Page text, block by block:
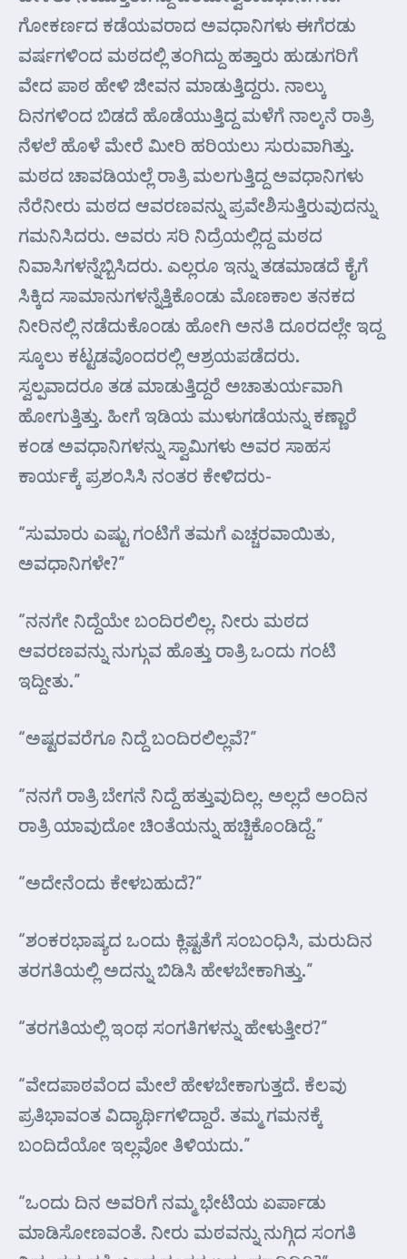
ಗೋಕರ್ಣದ ಕಡೆಯವರಾದ ಅವಧಾನಿಗಳು ಈಗೆರಡು
ವರ್ಷಗಳಿಂದ ಮಠದಲ್ಲಿ ತಂಗಿದ್ದು ಹತ್ತಾರು ಹುಡುಗರಿಗೆ
ವೇದ ಪಾಠ ಹೇಳಿ ಜೀವನ ಮಾಡುತ್ತಿದ್ದರು. ನಾಲ್ಕು
ದಿನಗಳಿಂದ ಬಿಡದೆ ಹೊಡೆಯುತ್ತಿದ್ದ ಮಳೆಗೆ ನಾಲ್ಕನೆ ರಾತ್ರಿ
ನೆಳಲೆ ಹೊಳೆ ಮೇರೆ ಮೀರಿ ಹರಿಯಲು ಸುರುವಾಗಿತ್ತು.
ಮಠದ ಚಾವಡಿಯಲ್ಲೆ ರಾತ್ರಿ ಮಲಗುತ್ತಿದ್ದ ಅವಧಾನಿಗಳು
ನೆರೆನೀರು ಮಠದ ಆವರಣವನ್ನು ಪ್ರವೇಶಿಸುತ್ತಿರುವುದನ್ನು
ಗಮನಿಸಿದರು. ಅವರು ಸರಿ ನಿದ್ರೆಯಲ್ಲಿದ್ದ ಮಠದ
ನಿವಾಸಿಗಳನ್ನೆಬ್ಬಿಸಿದರು. ಎಲ್ಲರೂ ಇನ್ನು ತಡಮಾಡದೆ ಕೈಗೆ
ಸಿಕ್ಕಿದ ಸಾಮಾನುಗಳನ್ನೆತ್ತಿಕೊಂಡು ಮೊಣಕಾಲ ತನಕದ
ನೀರಿನಲ್ಲಿ ನಡೆದುಕೊಂಡು ಹೋಗಿ ಅನತಿ ದೂರದಲ್ಲೇ ಇದ್ದ
ಸ್ಕೂಲು ಕಟ್ಟಡವೊಂದರಲ್ಲಿ ಆಶ್ರಯಪಡೆದರು.
ಸ್ವಲ್ಪವಾದರೂ ತಡ ಮಾಡುತ್ತಿದ್ದರೆ ಅಚಾತುರ್ಯವಾಗಿ
ಹೋಗುತ್ತಿತ್ತು. ಹೀಗೆ ಇಡಿಯ ಮುಳುಗಡೆಯನ್ನು ಕಣ್ಣಾರೆ
ಕಂಡ ಅವಧಾನಿಗಳನ್ನು ಸ್ವಾಮಿಗಳು ಅವರ ಸಾಹಸ
ಕಾರ್ಯಕ್ಕೆ ಪ್ರಶಂಸಿಸಿ ನಂತರ ಕೇಳಿದರು-
“ಸುಮಾರು ಎಷ್ಟು ಗಂಟಿಗೆ ತಮಗೆ ಎಚ್ಚರವಾಯಿತು,
ಅವಧಾನಿಗಳೇ?”
“ನನಗೇ ನಿದ್ದೆಯೇ ಬಂದಿರಲಿಲ್ಲ. ನೀರು ಮಠದ
ಆವರಣವನ್ನು ನುಗ್ಗುವ ಹೊತ್ತು ರಾತ್ರಿ ಒಂದು ಗಂಟಿ
ಇದ್ದೀತು.”
“ಅಷ್ಟರವರೆಗೂ ನಿದ್ದೆ ಬಂದಿರಲಿಲ್ಲವೆ?”
“ನನಗೆ ರಾತ್ರಿ ಬೇಗನೆ ನಿದ್ದೆ ಹತ್ತುವುದಿಲ್ಲ. ಅಲ್ಲದೆ ಅಂದಿನ
ರಾತ್ರಿ ಯಾವುದೋ ಚಿಂತೆಯನ್ನು ಹಚ್ಚಿಕೊಂಡಿದ್ದೆ.”
“ಅದೇನೆಂದು ಕೇಳಬಹುದೆ?”
“ಶಂಕರಭಾಷ್ಯದ ಒಂದು ಕ್ಲಿಷ್ಟತೆಗೆ ಸಂಬಂಧಿಸಿ, ಮರುದಿನ
ತರಗತಿಯಲ್ಲಿ ಅದನ್ನು ಬಿಡಿಸಿ ಹೇಳಬೇಕಾಗಿತ್ತು.”
“ತರಗತಿಯಲ್ಲಿ ಇಂಥ ಸಂಗತಿಗಳನ್ನು ಹೇಳುತ್ತೀರ?”
“ವೇದಪಾಠವೆಂದ ಮೇಲೆ ಹೇಳಬೇಕಾಗುತ್ತದೆ. ಕೆಲವು
ಪ್ರತಿಭಾವಂತ ವಿದ್ಯಾರ್ಥಿಗಳಿದ್ದಾರೆ. ತಮ್ಮ ಗಮನಕ್ಕೆ
ಬಂದಿದೆಯೋ ಇಲ್ಲವೋ ತಿಳಿಯದು.”
“ಒಂದು ದಿನ ಅವರಿಗೆ ನಮ್ಮ ಭೇಟಿಯ ಏರ್ಪಾಡು
ಮಾಡಿಸೋಣವಂತೆ. ನೀರು ಮಠವನ್ನು ನುಗ್ಗಿದ ಸಂಗತಿ